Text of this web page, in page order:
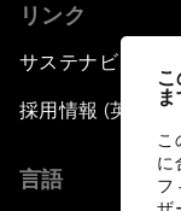
こ
に
フ
リンク
サステナビリティ
採用情報 (英語の
言語